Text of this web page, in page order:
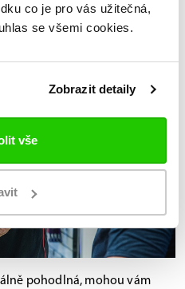
co je pro vás užitečná,
se všemi cookies.
Zobrazit detaily
vše
pohodlná, mohou vám